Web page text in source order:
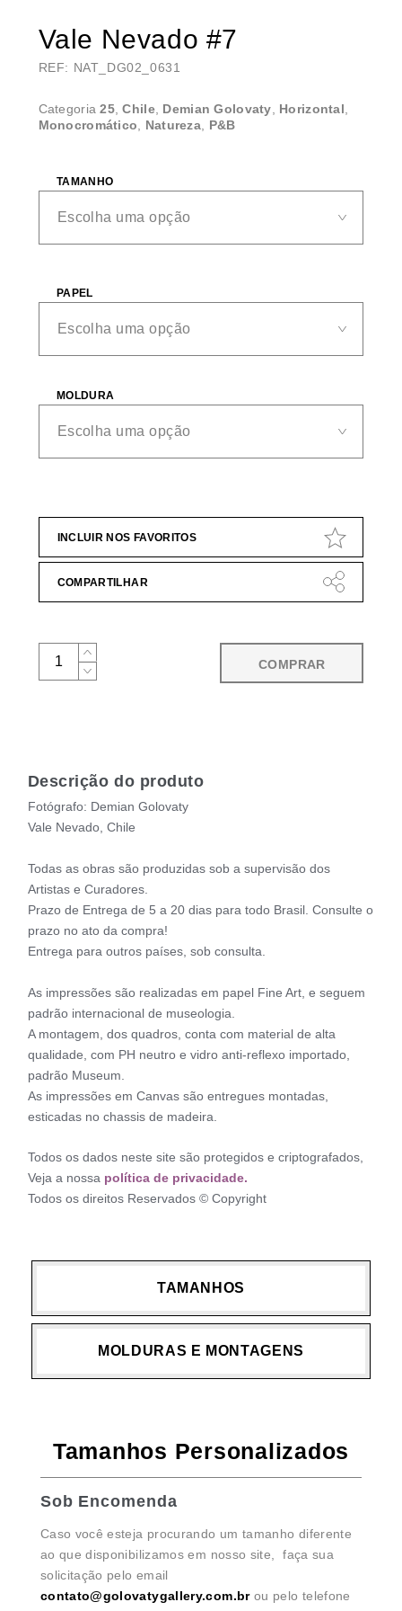
Vale Nevado #7
REF: NAT_DG02_0631
Categoria25,Chile, Demian Golovaty Horizontal
Monocromático
Natureza P&B
TAMANHO
PAPEL
MOLDURA
INCLUIR NOS FAVORITOS
COMPARTILHAR
COMPRAR
Descrição do produto
Fotógrafo: Demian Golovaty
Vale Nevado, Chile
Todas as obras são produzidas sob a supervisão dos
Artistas e Curadores.
Prazo de Entrega de 5 a 20 dias para todo Brasil. Consulte o
prazo no ato da compra!
Entrega para outros países, sob consulta.
As impressões são realizadas em papel Fine Art, e seguem
padrão internacional de museologia.
A montagem, dos quadros, conta com material de alta
qualidade, com PH neutro e vidro anti-reflexo importado,
padrão Museum.
As impressões em Canvas são entregues montadas,
esticadas no chassis de madeira.
Todos os dados neste site são protegidos e criptografados,
Veja a nossa política de privacidade.
Todos os direitos Reservados © Copyright
TAMANHOS
MOLDURAS E MONTAGENS
Tamanhos Personalizados
Sob Encomenda
Caso você esteja procurando um tamanho diferente
ao que disponibilizamos em nosso site, faça sua
solicitação pelo email
contato@golovatygallery.com.brou pelo telefone